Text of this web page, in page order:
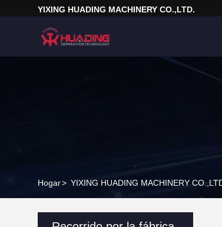
YIXING HUADING MACHINERY CO.,LTD.
Hogar> YIXING HUADING MACHINERY